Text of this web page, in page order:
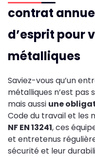
contrat
d’esprit pour
métalliques
Saviez-vous qu’un
métalliques n’est pas
mais aussi une
Code du travail et les
NF EN 13241, ces
et entretenus
sécurité et leur